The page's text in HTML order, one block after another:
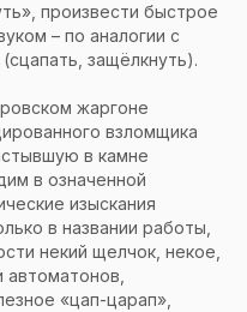
произвести быстрое
– по аналогии с
защёлкнуть).
жаргоне
взломщика
в камне
в означенной
изыскания
в названии работы,
некий щелчок, некое,
«цап-царап»,